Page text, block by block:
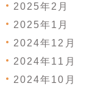
2025年2月
2025年1月
2024年12月
2024年11月
2024年10月